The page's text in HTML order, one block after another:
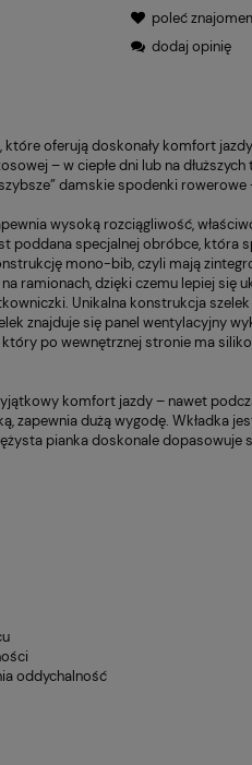
Cannondale Jekyll
2
19 999,00
26 499,00
Najniższa
19 999,00
poleć
dodaj opinię
oferują doskonały komfort
– w ciepłe dni lub na
damskie spodenki
wysoką rozciągliwość,
specjalnej obróbce, która
mono-bib, czyli mają
ramionach, dzięki czemu lepiej się
Unikalna konstrukcja
znajduje się panel wentylacyjny
po wewnętrznej stronie ma
komfort jazdy – nawet
dużą wygodę. Wkładka
pianka doskonale dopasowuje
oddychalność